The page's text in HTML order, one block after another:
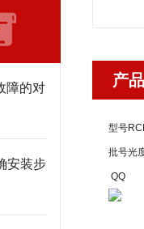
障的对
安装步
产
型号
批号光
QQ